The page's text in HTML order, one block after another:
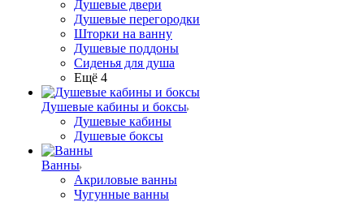
Душевые двери
Душевые перегородки
Шторки на ванну
Душевые поддоны
Сиденья для душа
Ещё 4
Душевые кабины и боксы
Душевые кабины
Душевые боксы
Ванны
Акриловые ванны
Чугунные ванны